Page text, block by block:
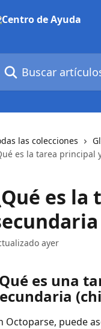
artículos...
las colecciones
es la tarea principal
es
ayer
es una
Octoparse, puede